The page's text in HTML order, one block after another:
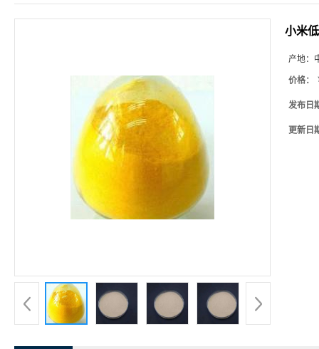
小米
产地：
价格：
发布日
更新日